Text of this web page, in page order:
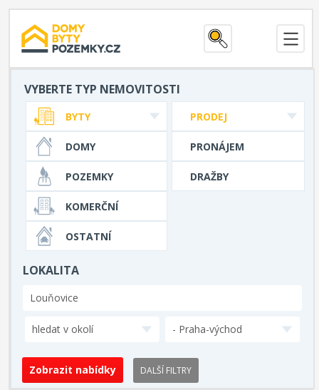
VYBERTE TYP NEMOVITOSTI
PRODEJ
PRONÁJEM
DRAŽBY
BYTY
DOMY
POZEMKY
KOMERČNÍ
OSTATNÍ
LOKALITA
hledat v okolí - Praha-východ
DALŠÍ FILTRY